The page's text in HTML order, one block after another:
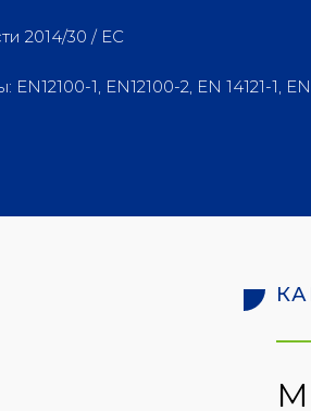
2014/30 / ЕС
1, EN12100-2, EN 14121-1,